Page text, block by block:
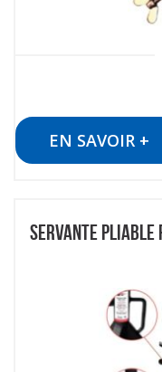
EN SAVOIR +
SERVANTE PLIABLE